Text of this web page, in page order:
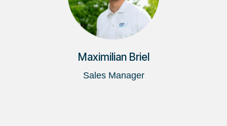
Maximilian Briel
Sales Manager